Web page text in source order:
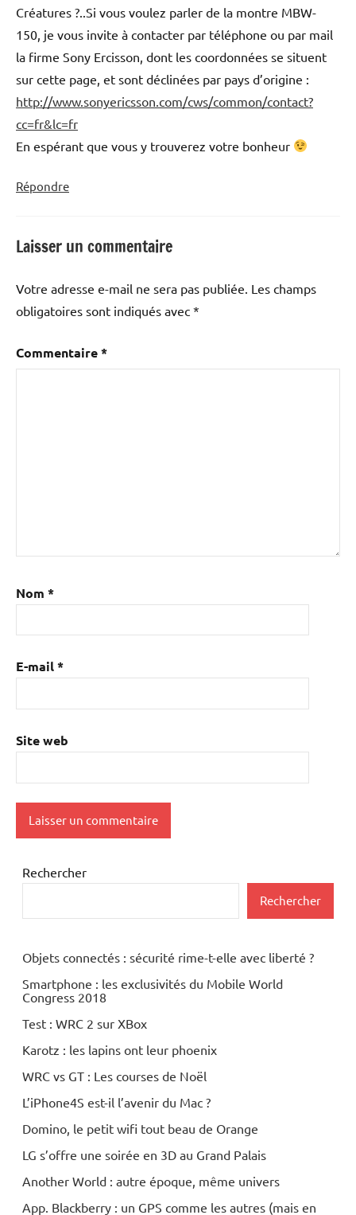
Créatures ?..Si vous voulez parler de la montre MBW-
150, je vous invite à contacter par téléphone ou par mail
la firme Sony Ercisson, dont les coordonnées se situent
sur cette page, et sont déclinées par pays d’origine :
http://www.sonyericsson.com/cws/common/contact?
cc=fr&lc=fr
En espérant que vous y trouverez votre bonheur
Répondre
Laisser un commentaire
Votre adresse e-mail ne sera pas publiée. Les champs
obligatoires sont indiqués avec *
Commentaire*
Nom *
E-mail*
Site web
Rechercher
Rechercher
Objets connectés : sécurité rime-t-elle avec liberté ?
Smartphone : les exclusivités du Mobile World
Congress 2018
Test : WRC 2 sur XBox
Karotz : les lapins ont leur phoenix
WRC vs GT : Les courses de Noël
L’iPhone4S est-il l’avenir du Mac ?
Domino, le petit wifi tout beau de Orange
LG s’offre une soirée en 3D au Grand Palais
Another World : autre époque, même univers
App. Blackberry : un GPS comme les autres (mais en